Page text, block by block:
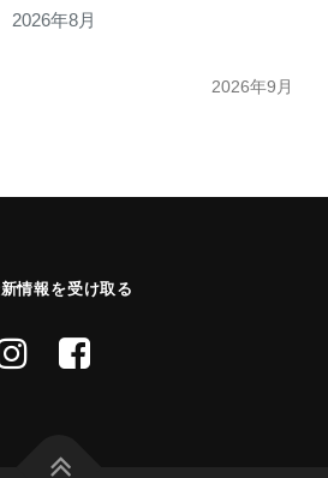
2026年8月
2026年9月
情報を受け取る